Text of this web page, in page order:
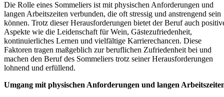
Die Rolle eines Sommeliers ist mit physischen Anforderungen und
langen Arbeitszeiten verbunden, die oft stressig und anstrengend sein
können. Trotz dieser Herausforderungen bietet der Beruf auch
Aspekte wie die Leidenschaft für Wein, Gästezufriedenheit,
kontinuierliches Lernen und vielfältige Karrierechancen. Diese
Faktoren tragen maßgeblich zur beruflichen Zufriedenheit bei und
machen den Beruf des Sommeliers trotz seiner Herausforderungen
lohnend und erfüllend.
Umgang mit physischen Anforderungen und langen